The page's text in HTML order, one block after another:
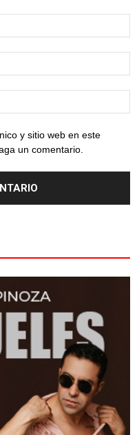
y sitio web en este
un comentario.